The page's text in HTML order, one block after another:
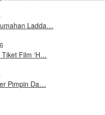
Ladda…
Film ‘H…
Pimpin Da…